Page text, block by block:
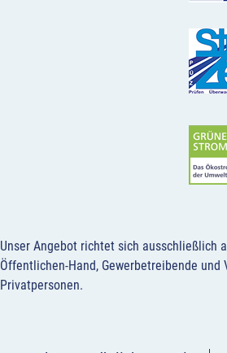
Unser Angebot richtet sich ausschließlich
Öffentlichen-Hand, Gewerbetreibende und
Privatpersonen.